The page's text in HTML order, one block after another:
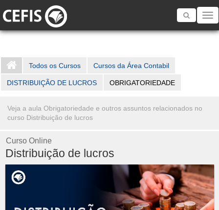
Toggle
Todos os Cursos Cursos da Área Contabil
DISTRIBUIÇÃO DE LUCROS OBRIGATORIEDADE
Veja a aula Obrigatoriedade e outros assuntos relacionados no
curso Distribuição de lucros
Curso Online
Distribuição de lucros